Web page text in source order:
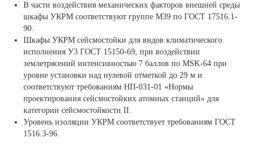
В части воздействия механических факторов внешней среды
шкафы УКРМ соответствуют группе М39 по ГОСТ 17516.1-
90.
Шкафы УКРМ сейсмостойки для видов климатического
исполнения У3 ГОСТ 15150-69, при воздействии
землетрясений интенсивностью 7 баллов по MSK-64 при
уровне установки над нулевой отметкой до 29 м и
соответствуют требованиям НП-031-01 «Нормы
проектирования сейсмостойких атомных станций» для
категории сейсмостойкости II.
Уровень изоляции УКРМ соответствует требованиям ГОСТ
1516.3-96.